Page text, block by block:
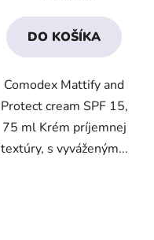
z
DO KOŠÍKA
Comodex Mattify and
Protect cream SPF 15,
75 ml Krém príjemnej
textúry, s vyváženým...